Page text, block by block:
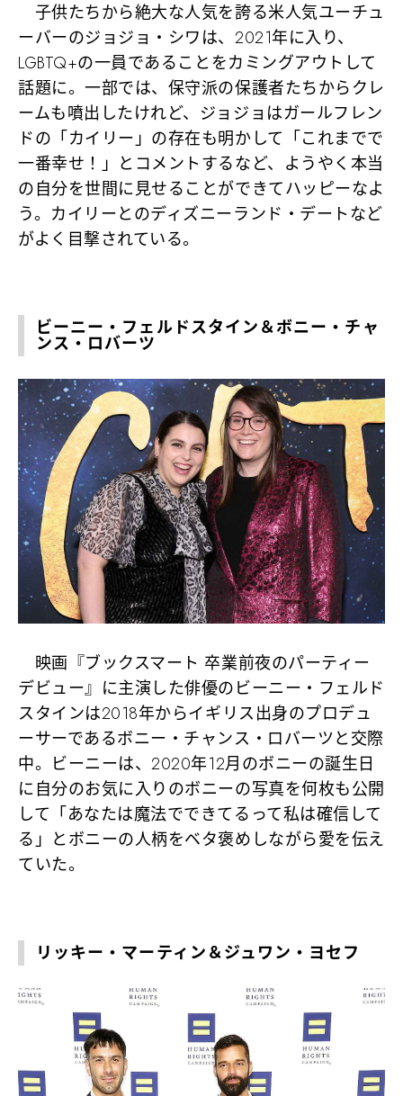
子供たちから絶大な人気を誇る米人気ユーチュ
ーバーのジョジョ・シワは、2021年に入り、
LGBTQ+の一員であることをカミングアウトして
話題に。一部では、保守派の保護者たちからクレ
ームも噴出したけれど、ジョジョはガールフレン
ドの「カイリー」の存在も明かして「これまでで
一番幸せ！」とコメントするなど、ようやく本当
の自分を世間に見せることができてハッピーなよ
う。カイリーとのディズニーランド・デートなど
がよく目撃されている。
ビーニー・フェルドスタイン＆ボニー・チャ
ンス・ロバーツ
映画『ブックスマート 卒業前夜のパーティー
デビュー』に主演した俳優のビーニー・フェルド
スタインは2018年からイギリス出身のプロデュ
ーサーであるボニー・チャンス・ロバーツと交際
中。ビーニーは、2020年12月のボニーの誕生日
に自分のお気に入りのボニーの写真を何枚も公開
して「あなたは魔法でできてるって私は確信して
る」とボニーの人柄をベタ褒めしながら愛を伝え
ていた。
リッキー・マーティン＆ジュワン・ヨセフ